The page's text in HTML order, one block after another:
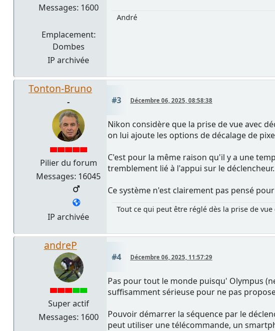
Messages: 1600
Emplacement:
Dombes
IP archivée
André
Tonton-Bruno
-
Pilier du forum
Messages: 16045
IP archivée
#3 Décembre 06, 2025, 08:58:38
Nikon considère que la prise de vue avec
on lui ajoute les options de décalage de
C'est pour la même raison qu'il y a une
tremblement lié à l'appui sur le déclencheur.
Ce système n'est clairement pas pensé
Tout ce qui peut être réglé dès la prise de vue
andreP
Super actif
Messages: 1600
#4 Décembre 06, 2025, 11:57:29
Pas pour tout le monde puisqu' Olympus
suffisamment sérieuse pour ne pas
Pouvoir démarrer la séquence par le
peut utiliser une télécommande, un